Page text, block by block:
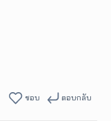
ชอบ ตอบกลับ